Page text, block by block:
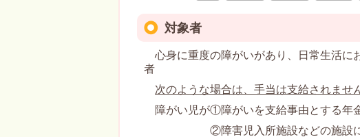
対象者
心身に重度の障がいがあり、日常生活に
者
次のような場合は、手当は支給されませ
障がい児が①障がいを支給事由とする年
②障害児入所施設などの施設に入